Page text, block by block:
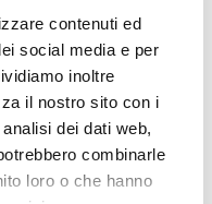
contenuti ed
social media e per
inoltre
il nostro sito con i
dei dati web,
combinarle
loro o che hanno